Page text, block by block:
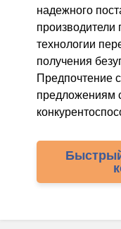
надежного
технологии
получения
Предпочтение
предложениям